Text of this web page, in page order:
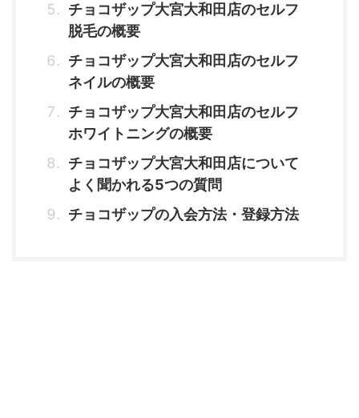
チョコザップ大宮大和田店のセルフ
脱毛の概要
チョコザップ大宮大和田店のセルフ
ネイルの概要
チョコザップ大宮大和田店のセルフ
ホワイトニングの概要
チョコザップ大宮大和田店について
よく聞かれる5つの質問
チョコザップの入会方法・登録方法